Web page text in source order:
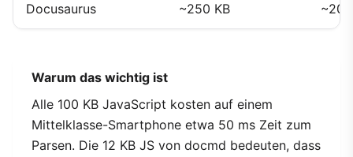
Docusaurus ~250 KB
Warum das wichtig ist
Alle 100 KB JavaScript kosten auf einem
Mittelklasse-Smartphone etwa 50 ms Zeit zum
Parsen. Die 12 KB JS von docmd bedeuten, dass